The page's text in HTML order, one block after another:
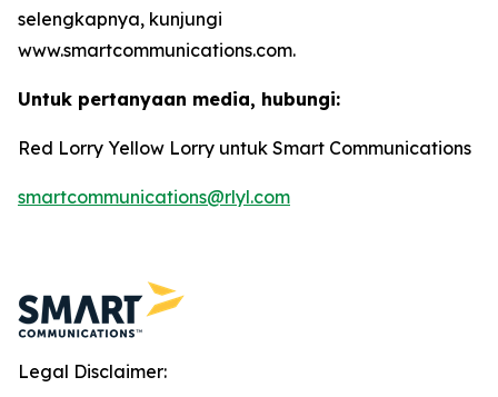
selengkapnya, kunjungi
www.smartcommunications.com.
Untuk pertanyaan media, hubungi:
Red Lorry Yellow Lorry untuk Smart Communications
smartcommunications@rlyl.com
Legal Disclaimer: